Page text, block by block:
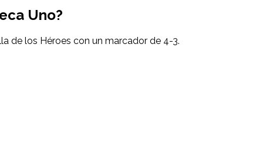
Uno?
de los Héroes con un marcador de 4-3.